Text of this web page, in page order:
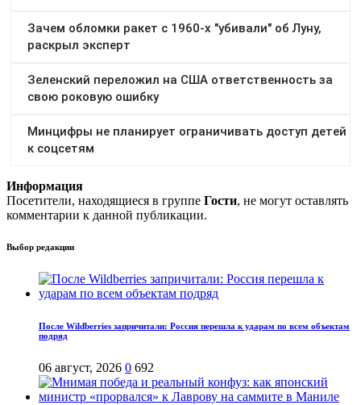
Информация
Посетители, находящиеся в группе Гости, не могут оставлять
комментарии к данной публикации.
Выбор редакции
После Wildberries запричитали: Россия перешла к ударам по всем объектам
подряд
06 август, 2026 0 692